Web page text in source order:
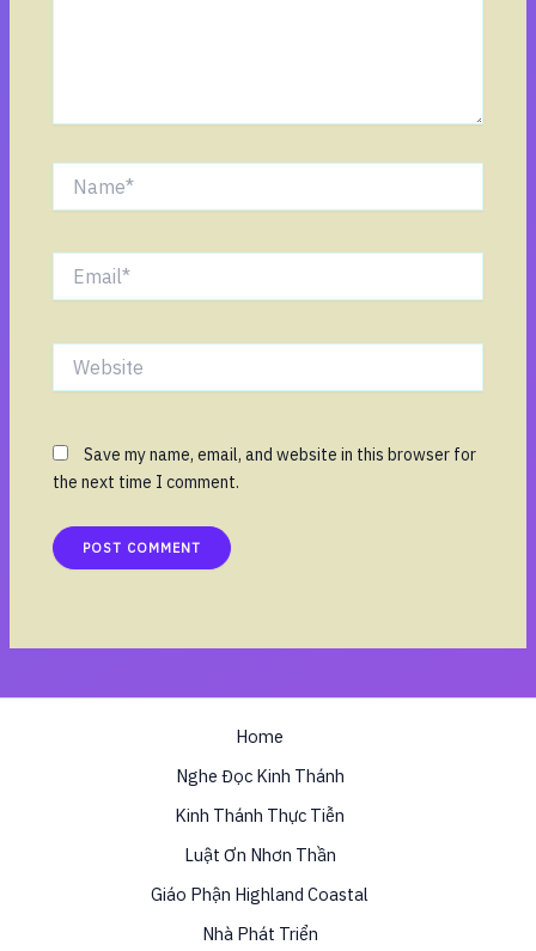
Website
Save my name, email, and website in this browser for
the next time I comment.
Home
Nghe Đọc Kinh Thánh
Kinh Thánh Thực Tiễn
Luật Ơn Nhơn Thần
Giáo Phận Highland Coastal
Nhà Phát Triển